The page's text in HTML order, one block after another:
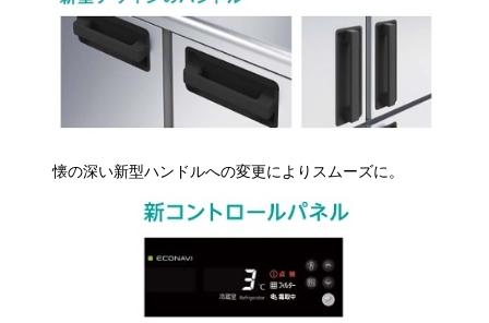
懐の深い新型ハンドルへの変更によりスムーズに。